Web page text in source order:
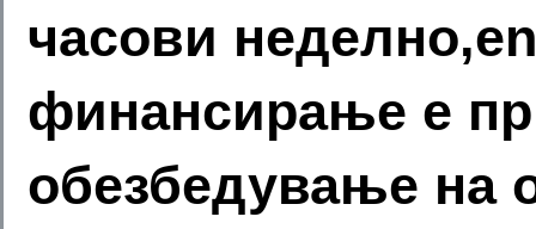
часови
финансирање е
обезбедување на